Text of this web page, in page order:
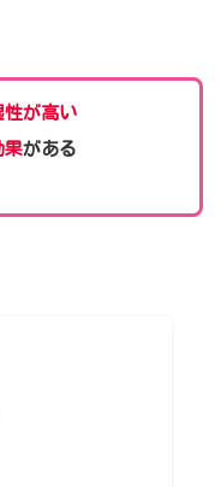
性が高い
果がある